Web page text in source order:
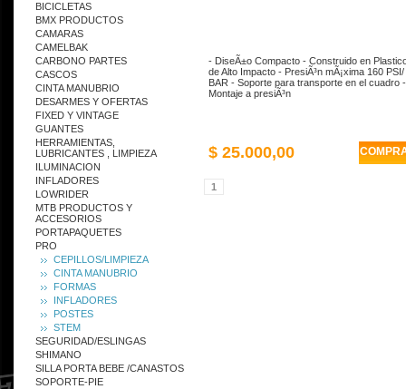
BICICLETAS
BMX PRODUCTOS
CAMARAS
CAMELBAK
CARBONO PARTES
CASCOS
CINTA MANUBRIO
DESARMES Y OFERTAS
FIXED Y VINTAGE
GUANTES
HERRAMIENTAS,
LUBRICANTES , LIMPIEZA
ILUMINACION
INFLADORES
LOWRIDER
MTB PRODUCTOS Y
ACCESORIOS
PORTAPAQUETES
PRO
CEPILLOS/LIMPIEZA
CINTA MANUBRIO
FORMAS
INFLADORES
POSTES
STEM
SEGURIDAD/ESLINGAS
SHIMANO
SILLA PORTA BEBE /CANASTOS
SOPORTE-PIE
- DiseÃ±o Compacto - Construido en
de Alto Impacto - PresiÃ³n mÃ¡xima 160 PSI/
BAR - Soporte para transporte en el cuadro -
Montaje a presiÃ³n
$ 25.000,00
1